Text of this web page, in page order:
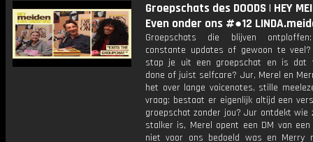
Groepschats des DOODS | HEY
Even onder ons #●12
Groepschats die blijven
constante updates of gewoon te veel?
stap je uit een groepschat en is dat
done of juist selfcare? Jur, Merel en
het over lange voicenotes, stille
vraag: bestaat er eigenlijk altijd een
groepschat zonder jou? Jur ontdekt wie
stalker is, Merel opent een DM van een
niet voor ons bedoeld was en Merry